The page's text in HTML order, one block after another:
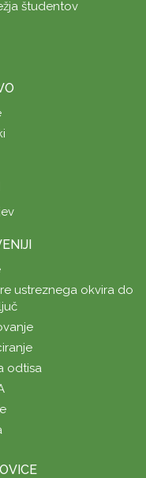
študentov
ustreznega okvira do
odtisa